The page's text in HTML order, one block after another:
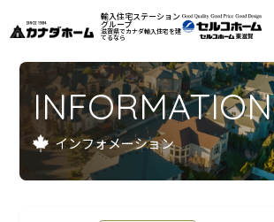
輸入住宅ステーション
グループ
滋賀県でカナダ輸入住宅を建
てるなら
私たちについて
モデルハウス
インフォメーション
INFORMATION
インフォメーション